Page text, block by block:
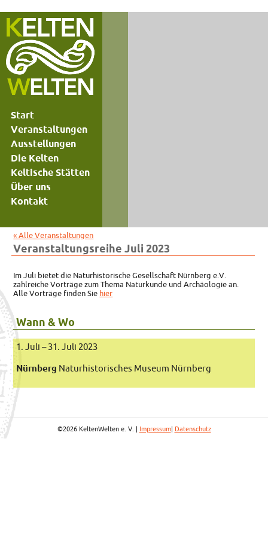
Start
Veranstaltungen
Ausstellungen
Die Kelten
Keltische Stätten
Über uns
Kontakt
« Alle Veranstaltungen
Veranstaltungsreihe Juli 2023
Im Juli bietet die Naturhistorische Gesellschaft Nürnberg e.V.
zahlreiche Vorträge zum Thema Naturkunde und Archäologie an.
Alle Vorträge finden Sie hier
Wann & Wo
1. Juli – 31. Juli 2023
Nürnberg Naturhistorisches Museum Nürnberg
©2026 KeltenWelten e. V. | Impressum| Datenschutz